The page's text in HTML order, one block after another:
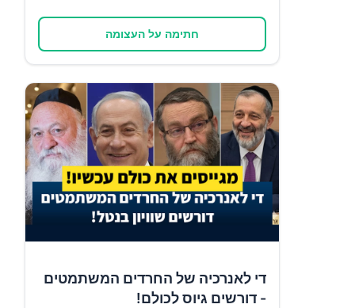
חתימה על העצומה
די לאנרכיה של החרדים המשתמטים
- דורשים גיוס לכולם!